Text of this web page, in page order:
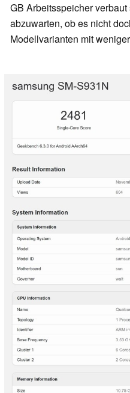
GB Arbeitsspeicher
abzuwarten, ob es nicht
Modellvarianten mit